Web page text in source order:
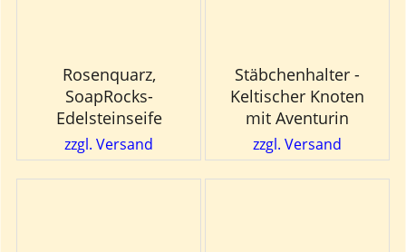
Rosenquarz,
SoapRocks-
Edelsteinseife
zzgl. Versand
Stäbchenhalter -
Keltischer Knoten
mit Aventurin
zzgl. Versand